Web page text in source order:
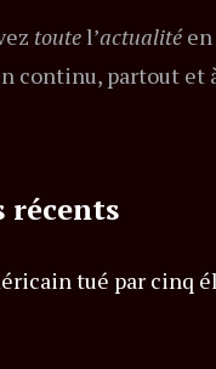
toutel’actualitéen
continu, partout et
récents
tué par cinq